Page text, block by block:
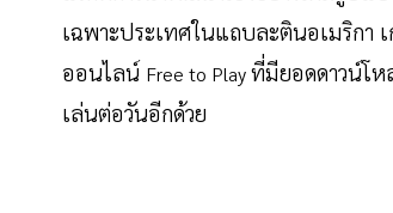
เฉพาะประเทศในแถบละตินอเมริกา
ออนไลน์ Free to Playที่มียอดดาวน์โ
เล่นต่อวันอีกด้วย